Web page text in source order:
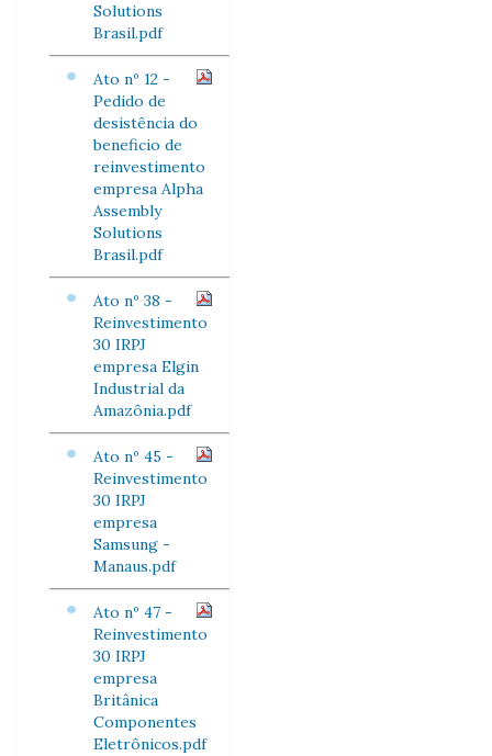
Solutions
Brasil.pdf
Ato nº 12 -
Pedido de
desistência do
beneficio de
reinvestimento
empresa Alpha
Assembly
Solutions
Brasil.pdf
Ato nº 38 -
Reinvestimento
30 IRPJ
empresa Elgin
Industrial da
Amazônia.pdf
Ato nº 45 -
Reinvestimento
30 IRPJ
empresa
Samsung -
Manaus.pdf
Ato nº 47 -
Reinvestimento
30 IRPJ
empresa
Britânica
Componentes
Eletrônicos.pdf